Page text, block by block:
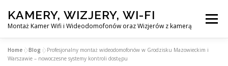
content
KAMERY, WIZJERY, WI-FI
Montaż Kamer Wifi i Wideodomofonów oraz Wizjerów z kamerą
Menu
GŁÓWNA MONTAŻ KAMER WIFI W WARSZAWA
Home »Blog »Profesjonalny montaż wideodomofonów w Grodzisku Mazowieckim i
Warszawie – nowoczesne systemy kontroli dostępu